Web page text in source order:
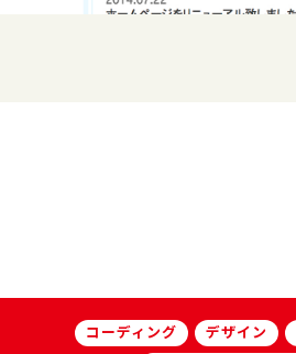
コーディング デザイン